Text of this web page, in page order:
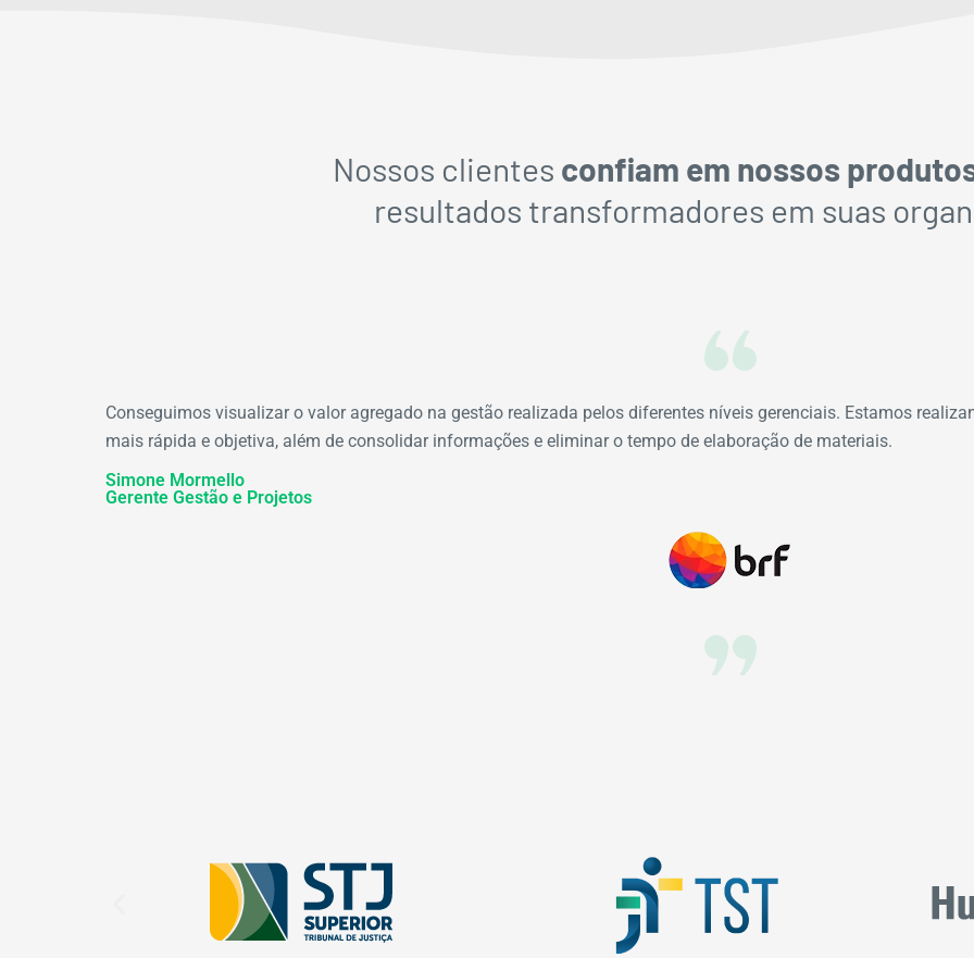
Nossos clientes confiam em nossos
resultados transformadores em suas
Conseguimos visualizar o valor agregado na gestão realizada pelos diferentes níveis gerenciais. Estamos
mais rápida e objetiva, além de consolidar informações e eliminar o tempo de elaboração de materiais.
Simone Mormello
Gerente Gestão e Projetos